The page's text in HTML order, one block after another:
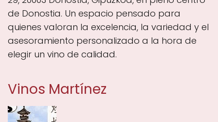
de Donostia. Un espacio pensado para
quienes valoran la excelencia, la variedad y el
asesoramiento personalizado a la hora de
elegir un vino de calidad.
Vinos Martínez